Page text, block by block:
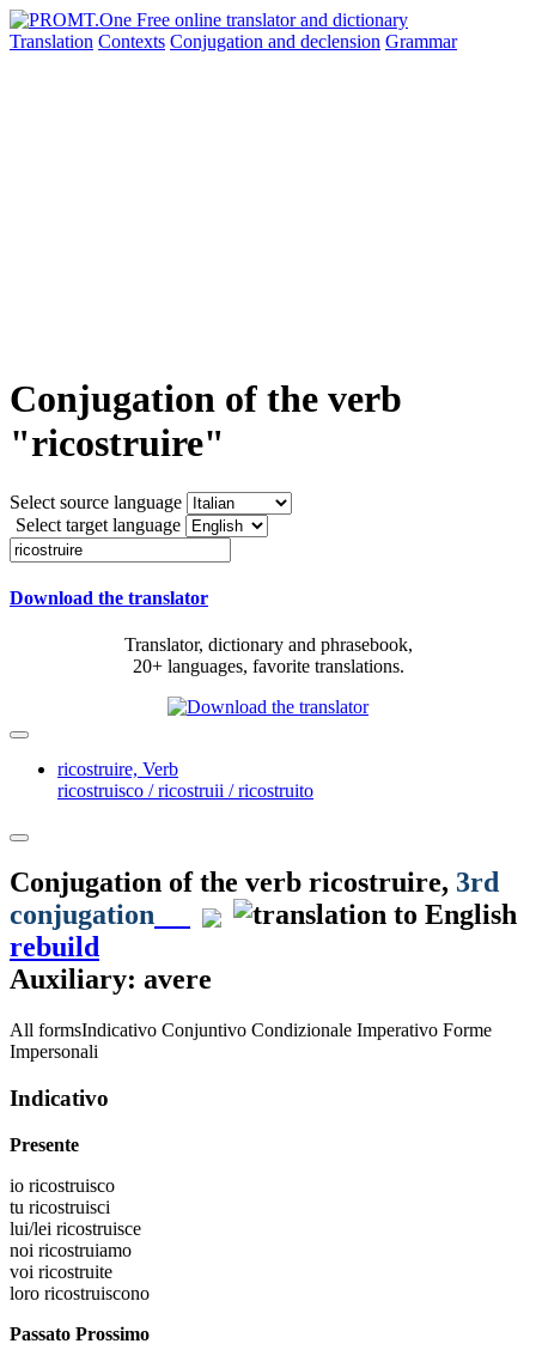
Translation Contexts Conjugation and declension Grammar
Conjugation of the verb
"ricostruire"
Select source language
Select target language
Download the translator
Translator, dictionary and phrasebook,
20+ languages, favorite translations.
ricostruire, Verb
ricostruisco / ricostruii / ricostruito
Conjugation of the verb ricostruire, 3rd
conjugation
rebuild
Auxiliary: avere
All formsIndicativo Conjuntivo Condizionale Imperativo Forme
Impersonali
Indicativo
Presente
io ricostruisco
tu ricostruisci
lui/lei ricostruisce
noi ricostruiamo
voi ricostruite
loro ricostruiscono
Passato Prossimo